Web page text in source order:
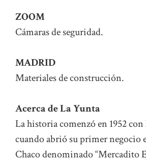
ZOOM
Cámaras de seguridad.
MADRID
Materiales de construcción.
Acerca de La Yunta
La historia comenzó en 1952
cuando abrió su primer negocio
Chaco denominado “Mercadito